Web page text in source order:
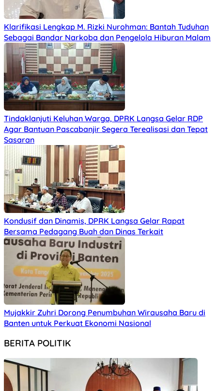
Klarifikasi Lengkap M. Rizki Nurohman: Bantah Tuduhan
Sebagai Bandar Narkoba dan Pengelola Hiburan Malam
Tindaklanjuti Keluhan Warga, DPRK Langsa Gelar RDP
Agar Bantuan Pascabanjir Segera Terealisasi dan Tepat
Sasaran
Kondusif dan Dinamis, DPRK Langsa Gelar Rapat
Bersama Pedagang Buah dan Dinas Terkait
Mujakkir Zuhri Dorong Penumbuhan Wirausaha Baru di
Banten untuk Perkuat Ekonomi Nasional
BERITA POLITIK